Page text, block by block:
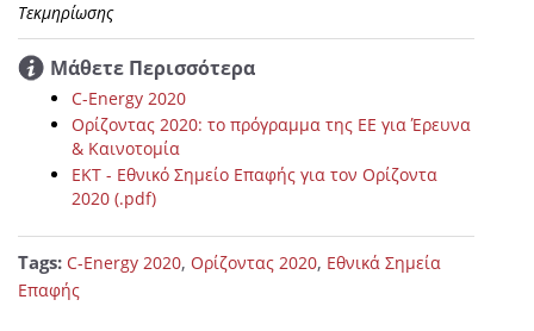
Τεκμηρίωσης
Μάθετε Περισσότερα
C-Energy 2020
Oρίζοντας 2020: το πρόγραμμα της ΕΕ για Έρευνα
& Καινοτομία
EKT - Eθνικό Σημείο Επαφής για τον Ορίζοντα
2020 (.pdf)
Tags: C-Energy 2020, Ορίζοντας 2020, Εθνικά Σημεία
Επαφής